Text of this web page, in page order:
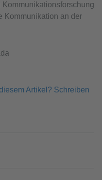
Kommunikation an der
Artikel? Schreiben